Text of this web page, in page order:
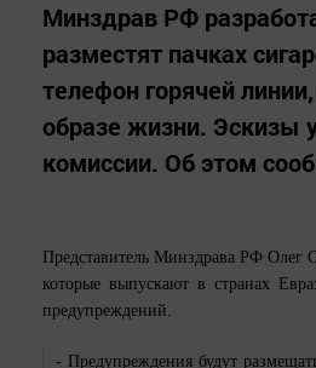
Минздрав РФ
разместят пачках
телефон горячей
образе жизни. Эскизы
комиссии. Об этом
Представитель Минздрава РФ Олег
которые выпускают в странах
предупреждений.
- Предупреждения будут